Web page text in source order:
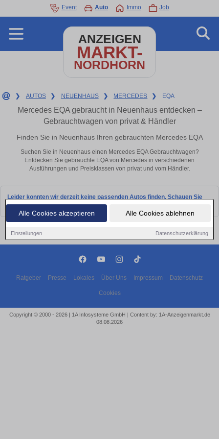
Alle Cookies akzeptieren Alle Cookies ablehnen
Einstellungen Datenschutzerklärung
Event Auto Immo Job
ANZEIGEN
MARKT-
NORDHORN
❯ AUTOS ❯ NEUENHAUS ❯ MERCEDES ❯ EQA
Mercedes EQA gebraucht in Neuenhaus entdecken –
Gebrauchtwagen von privat & Händler
Finden Sie in Neuenhaus Ihren gebrauchten Mercedes EQA
Suchen Sie in Neuenhaus einen Mercedes EQA Gebrauchtwagen?
Entdecken Sie gebrauchte EQA von Mercedes in verschiedenen
Ausführungen und Preisklassen von privat und vom Händler.
Leider konnten wir derzeit keine passenden Autos finden. Schauen Sie
bald wieder vorbei!
Ratgeber Presse Lokales Über Uns Impressum Datenschutz
Cookies
Copyright © 2000 - 2026 | 1A Infosysteme GmbH | Content by: 1A-Anzeigenmarkt.de
08.08.2026